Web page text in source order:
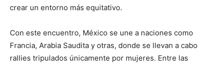
crear un entorno más equitativo.
Con este encuentro, México se une a naciones como
Francia, Arabia Saudita y otras, donde se llevan a cabo
rallies tripulados únicamente por mujeres. Entre las